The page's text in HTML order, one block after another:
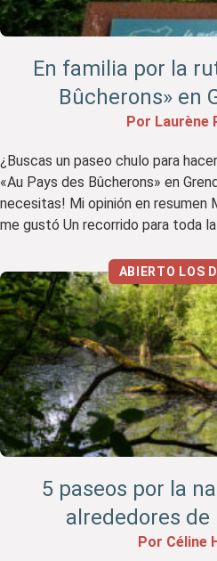
En familia por la
Bûcherons» en
Por Laurène
¿Buscas un paseo chulo para
«Au Pays des Bûcherons» en
necesitas! Mi opinión en resumen
me gustó Un recorrido para toda
ABIERTO LOS
5 paseos por la
alrededores
Por Céline